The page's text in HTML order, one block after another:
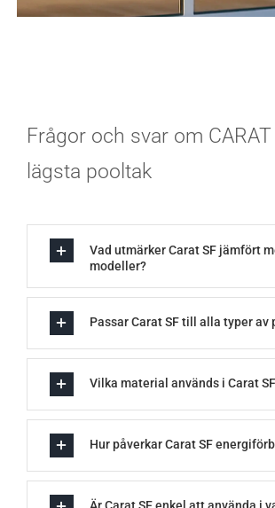
Frågor och svar om CARAT
lägsta pooltak
Vad utmärker Carat SF jämfört
modeller?
Passar Carat SF till alla typer av
Vilka material används i Carat
Hur påverkar Carat SF
Är Carat SF enkel att använda i